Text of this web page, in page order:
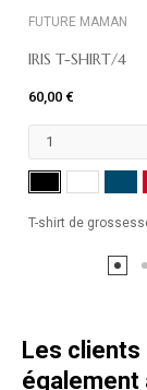
FUTURE MAMAN
IRIS T-SHIRT/4
60,00 €
T-shirt de
Les clients
également